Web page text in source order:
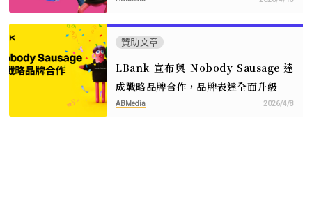
贊助文章
LBank 宣布與 Nobody Sausage 達
成戰略品牌合作，品牌表達全面升級
ABMedia 2026/4/8